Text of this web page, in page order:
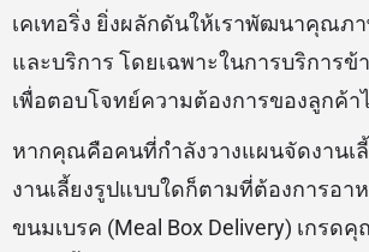
เคเทอริ่ง ยิ่งผลักดันให้เราพัฒนาคุณภ
และบริการ โดยเฉพาะในการบริการข้
เพื่อตอบโจทย์ความต้องการของลูกค้า
หากคุณคือคนที่กำลังวางแผนจัดงานเลี้
งานเลี้ยงรูปแบบใดก็ตามที่ต้องการอา
ขนมเบรค (Meal Box Delivery) เกร